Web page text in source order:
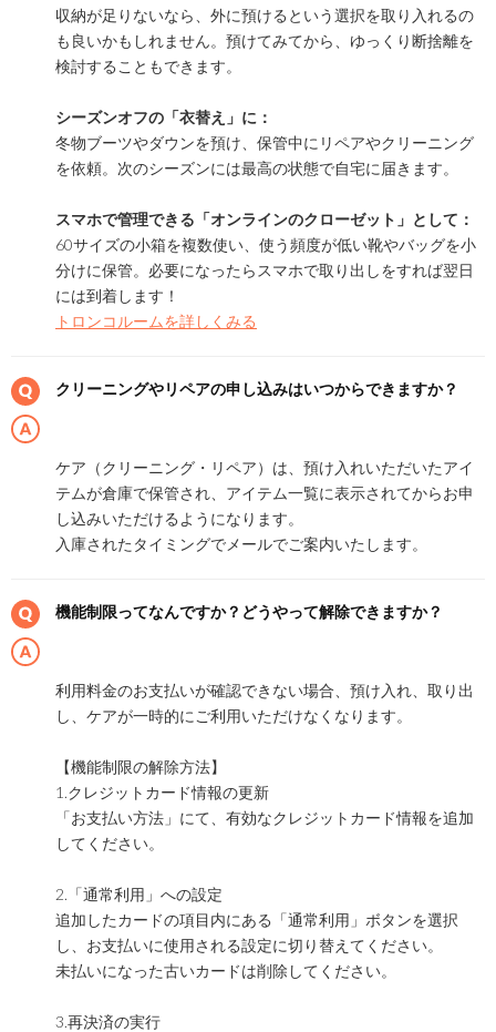
収納が足りないなら、外に預けるという選択を取り入れるの
も良いかもしれません。預けてみてから、ゆっくり断捨離を
検討することもできます。
シーズンオフの「衣替え」に：
冬物ブーツやダウンを預け、保管中にリペアやクリーニング
を依頼。次のシーズンには最高の状態で自宅に届きます。
スマホで管理できる「オンラインのクローゼット」として：
60サイズの小箱を複数使い、使う頻度が低い靴やバッグを小
分けに保管。必要になったらスマホで取り出しをすれば翌日
には到着します！
トロンコルームを詳しくみる
クリーニングやリペアの申し込みはいつからできますか？
ケア（クリーニング・リペア）は、預け入れいただいたアイ
テムが倉庫で保管され、アイテム一覧に表示されてからお申
し込みいただけるようになります。
入庫されたタイミングでメールでご案内いたします。
機能制限ってなんですか？どうやって解除できますか？
利用料金のお支払いが確認できない場合、預け入れ、取り出
し、ケアが一時的にご利用いただけなくなります。
【機能制限の解除方法】
1.クレジットカード情報の更新
「お支払い方法」にて、有効なクレジットカード情報を追加
してください。
2.「通常利用」への設定
追加したカードの項目内にある「通常利用」ボタンを選択
し、お支払いに使用される設定に切り替えてください。
未払いになった古いカードは削除してください。
3.再決済の実行